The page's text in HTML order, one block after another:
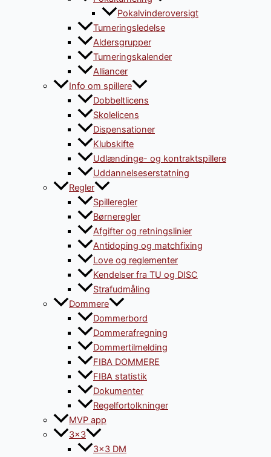
Pokalvinderoversigt
Turneringsledelse
Aldersgrupper
Turneringskalender
Alliancer
Info om spillere
Dobbeltlicens
Skolelicens
Dispensationer
Klubskifte
Udlændinge- og kontraktspillere
Uddannelseserstatning
Regler
Spilleregler
Børneregler
Afgifter og retningslinier
Antidoping og matchfixing
Love og reglementer
Kendelser fra TU og DISC
Strafudmåling
Dommere
Dommerbord
Dommerafregning
Dommertilmelding
FIBA DOMMERE
FIBA statistik
Dokumenter
Regelfortolkninger
MVP app
3×3
3×3 DM